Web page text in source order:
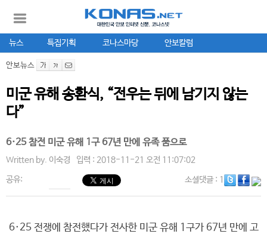
뉴스 특집기획 코나스마당 안보칼럼
안보뉴스
미군 유해 송환식, “전우는 뒤에 남기지 않는
다”
6·25 참전 미군 유해 1구 67년 만에 유족 품으로
Written by. 이숙경 입력 : 2018-11-21 오전 11:07:02
공유: 소셜댓글: 1
6·25 전쟁에 참전했다가 전사한 미군 유해 1구가 67년 만에 고